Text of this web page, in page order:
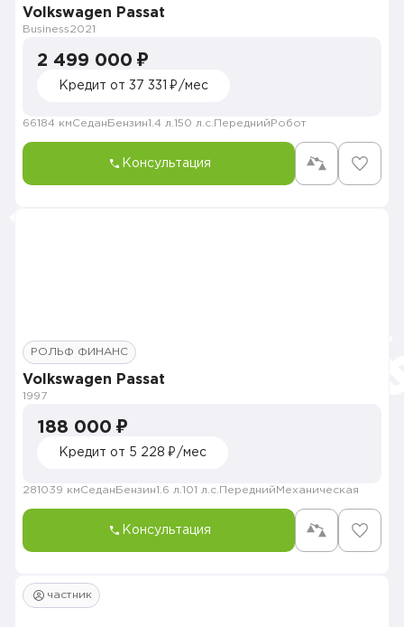
Volkswagen Passat
Business2021
2 499 000 ₽
Кредит от 37 331 ₽/мес
66184 кмСедан Бензин1.4 л. 150 л.с. Передний Робот
Консультация
РОЛЬФ ФИНАНС
Volkswagen Passat
1997
188 000 ₽
Кредит от 5 228 ₽/мес
281039 кмСедан Бензин1.6 л. 101 л.с. Передний Механическая
Консультация
частник